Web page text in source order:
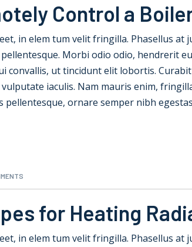
Control a
in elem tum velit fringilla. Phasellus at
Morbi odio odio, hendrerit
convallis, ut tincidunt elit lobortis.
iaculis. Nam mauris enim,
pellentesque, ornare semper nibh
for Heating
in elem tum velit fringilla. Phasellus at